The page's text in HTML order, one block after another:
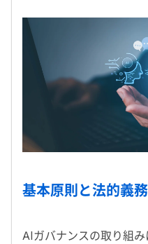
基本原則と法的義
AIガバナンスの取り組